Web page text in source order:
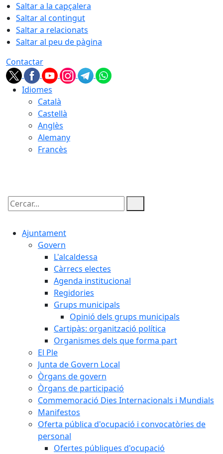
Saltar a la capçalera
Saltar al contingut
Saltar a relacionats
Saltar al peu de pàgina
Contactar
Idiomes
Català
Castellà
Anglès
Alemany
Francès
Cercar:
Ajuntament
Govern
L'alcaldessa
Càrrecs electes
Agenda institucional
Regidories
Grups municipals
Opinió dels grups municipals
Cartipàs: organització política
Organismes dels que forma part
El Ple
Junta de Govern Local
Òrgans de govern
Òrgans de participació
Commemoració Dies Internacionals i Mundials
Manifestos
Oferta pública d'ocupació i convocatòries de
personal
Ofertes públiques d'ocupació